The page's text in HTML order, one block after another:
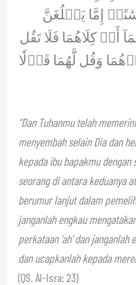
إِمَّا يَبۡلُغَنَّ
أَوۡ كِلَاهُمَا فَلَا تَقُل
وَقُل لَّهُمَا قَوۡلٗا
“Dan Tuhanmu telah
menyembah selain Dia dan
kepada ibu bapakmu
seorang di antara keduanya
berumur lanjut dalam
janganlah engkau
perkataan ‘ah’ dan
dan ucapkanlah kepada
(QS. Al-Isra: 23)